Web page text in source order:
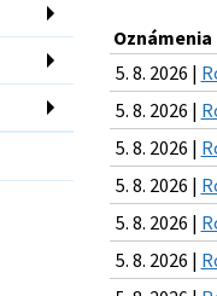
5. 8. 2026 |
5. 8. 2026 |
5. 8. 2026 |
5. 8. 2026 |
5. 8. 2026 |
5. 8. 2026 |